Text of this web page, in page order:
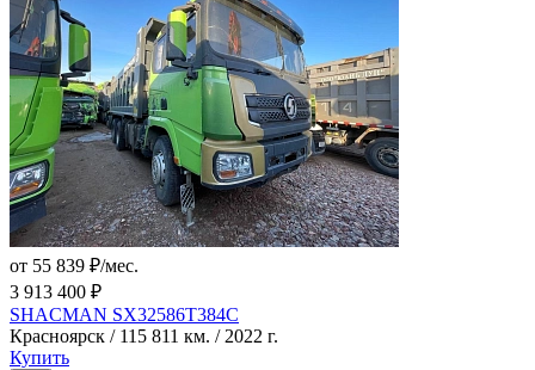
от 55 839 ₽/мес.
3 913 400 ₽
SHACMAN SX32586T384C
Красноярск / 115 811 км. / 2022 г.
Купить